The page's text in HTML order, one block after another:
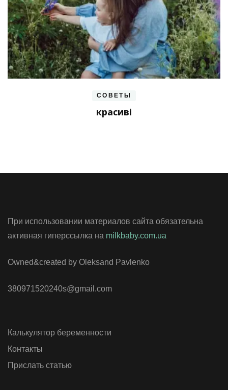
СОВЕТЫ
красиві
При использовании материалов сайта обязательна
активная гиперссылка на milkbaby.com.ua
Owned&created by Oleksand Pavlenko
380971520240s@gmail.com
Калькулятор беременности
Контакты
Прислать статью